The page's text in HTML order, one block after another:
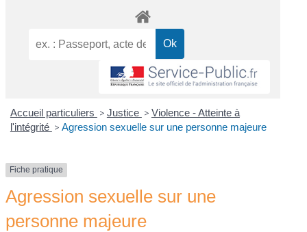
Accueil particuliers > Justice > Violence - Atteinte à
l'intégrité > Agression sexuelle sur une personne majeure
Fiche pratique
Agression sexuelle sur une
personne majeure